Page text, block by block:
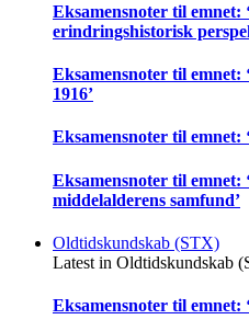
Eksamensnoter til emnet:
erindringshistorisk
Eksamensnoter til emnet:
1916’
Eksamensnoter til emnet:
Eksamensnoter til emnet:
middelalderens samfund’
Oldtidskundskab (STX)
Latest in Oldtidskundskab
Eksamensnoter til emnet: